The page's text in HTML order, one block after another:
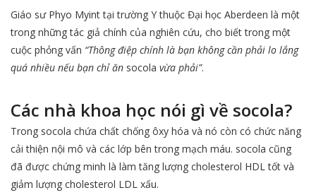
Giáo sư Phyo Myint tại trường Y thuộc Đại học Aberdeen là một
trong những tác giả chính của nghiên cứu, cho biết trong một
cuộc phỏng vấn “Thông điệp chính là bạn không cần phải lo lắng
quá nhiều nếu bạn chỉ ăn socola vừa phải”.
Các nhà khoa học nói gì về socola?
Trong socola chứa chất chống ôxy hóa và nó còn có chức năng
cải thiện nội mô và các lớp bên trong mạch máu. socola cũng
đã được chứng minh là làm tăng lượng cholesterol HDL tốt và
giảm lượng cholesterol LDL xấu.